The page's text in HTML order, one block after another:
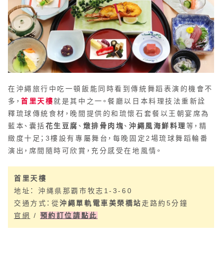
在沖繩旅行中吃一頓飯能同時看到傳統舞蹈表演的機會不
多，首里天樓就是其中之一。餐廳以日本料理技法重新詮
釋琉球傳統食材，晚間提供的和琉懷石套餐以王朝宴席為
藍本、囊括花生豆腐 、 燉排骨肉塊、 沖繩風海鮮料理等，精
緻度十足；3樓設有專屬舞台，每晚固定2場琉球舞蹈輪番
演出，席間隨時可欣賞，充分感受在地風情。
首里天樓
地址： 沖縄県那覇市牧志1-3-60
交通方式：從沖繩單軌電車美榮橋站 走路約5分鐘
官網
/ 預約訂位請點此